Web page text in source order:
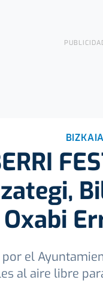
BIZKAIA
el
al aire libre